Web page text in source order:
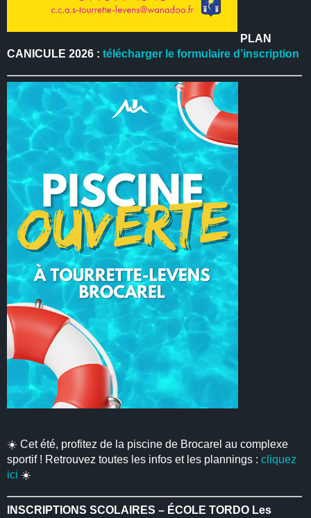
PLAN
CANICULE 2026 :télécharger le formulaire d’inscription
☀️ Cet été, profitez de la piscine de Brocarel au complexe
sportif ! Retrouvez toutes les infos et les plannings :cliquez
ici ☀️
INSCRIPTIONS SCOLAIRES – ÉCOLE TORDO Les